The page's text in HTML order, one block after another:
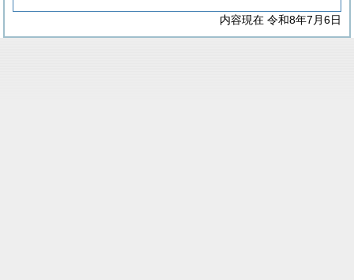
内容現在 令和8年7月6日